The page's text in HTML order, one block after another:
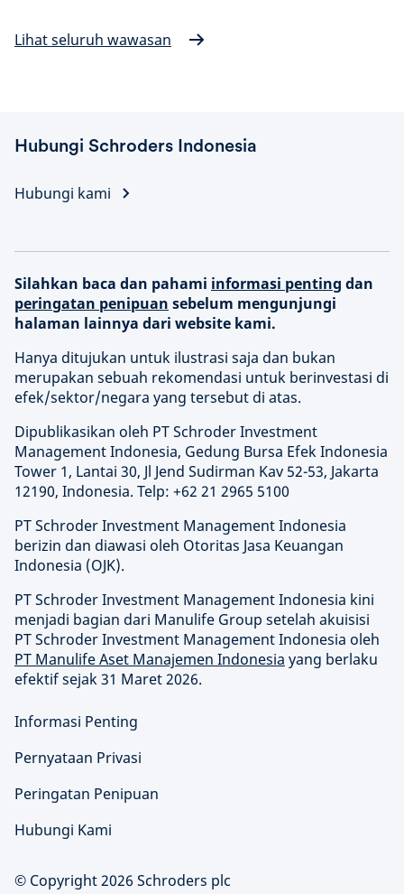
Lihat seluruh wawasan
Hubungi Schroders Indonesia
Hubungi kami
Silahkan baca dan pahami informasi penting dan
peringatan penipuan sebelum mengunjungi
halaman lainnya dari website kami.
Hanya ditujukan untuk ilustrasi saja dan bukan
merupakan sebuah rekomendasi untuk berinvestasi di
efek/sektor/negara yang tersebut di atas.
Dipublikasikan oleh PT Schroder Investment
Management Indonesia, Gedung Bursa Efek Indonesia
Tower 1, Lantai 30, Jl Jend Sudirman Kav 52-53, Jakarta
12190, Indonesia. Telp: +62 21 2965 5100
PT Schroder Investment Management Indonesia
berizin dan diawasi oleh Otoritas Jasa Keuangan
Indonesia (OJK).
PT Schroder Investment Management Indonesia kini
menjadi bagian dari Manulife Group setelah akuisisi
PT Schroder Investment Management Indonesia oleh
PT Manulife Aset Manajemen Indonesia yang berlaku
efektif sejak 31 Maret 2026.
Informasi Penting
Pernyataan Privasi
Peringatan Penipuan
Hubungi Kami
© Copyright 2026 Schroders plc